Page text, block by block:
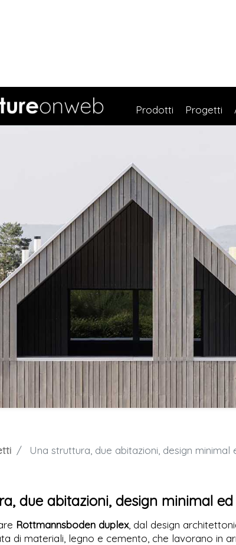
Prodotti Progetti
Una struttura, due abitazioni, design minimal
due abitazioni, design minimal
Rottmannsboden duplex, dal design
di materiali, legno e cemento, che lavorano in